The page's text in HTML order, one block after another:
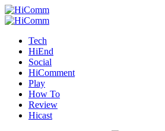
Tech
HiEnd
Social
HiComment
Play
How To
Review
Hicast